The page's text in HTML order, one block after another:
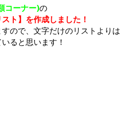
コーナー)の
ト】を作成しました！
ので、文字だけのリストよりは
ると思います！